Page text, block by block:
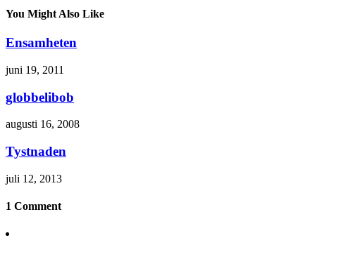
You Might Also Like
Ensamheten
juni 19, 2011
globbelibob
augusti 16, 2008
Tystnaden
juli 12, 2013
1 Comment